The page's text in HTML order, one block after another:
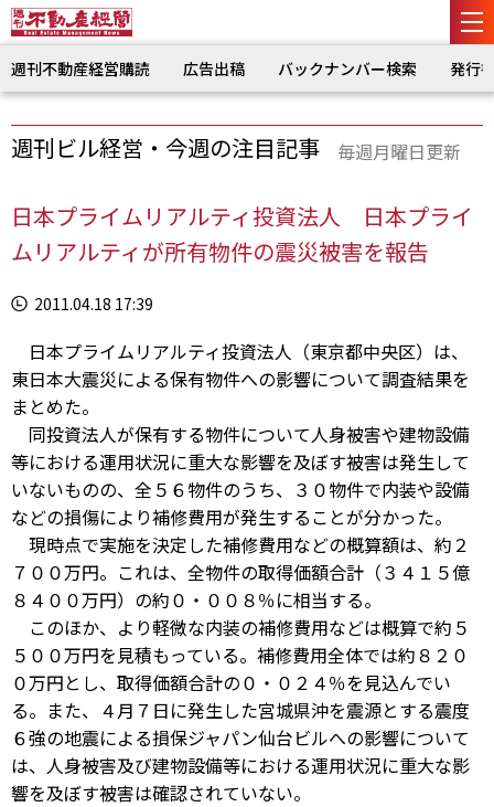
週刊不動産経営購読 広告出稿 バックナンバー検索 発行
週刊ビル経営・今週の注目記事 毎週月曜日更新
日本プライムリアルティ投資法人 日本プライ
ムリアルティが所有物件の震災被害を報告
2011.04.18 17:39
日本プライムリアルティ投資法人（東京都中央区）は、
東日本大震災による保有物件への影響について調査結果を
まとめた。
同投資法人が保有する物件について人身被害や建物設備
等における運用状況に重大な影響を及ぼす被害は発生して
いないものの、全５６物件のうち、３０物件で内装や設備
などの損傷により補修費用が発生することが分かった。
現時点で実施を決定した補修費用などの概算額は、約２
７００万円。これは、全物件の取得価額合計（３４１５億
８４００万円）の約０・００８％に相当する。
このほか、より軽微な内装の補修費用などは概算で約５
５００万円を見積もっている。補修費用全体では約８２０
０万円とし、取得価額合計の０・０２４％を見込んでい
る。また、４月７日に発生した宮城県沖を震源とする震度
６強の地震による損保ジャパン仙台ビルへの影響について
は、人身被害及び建物設備等における運用状況に重大な影
響を及ぼす被害は確認されていない。